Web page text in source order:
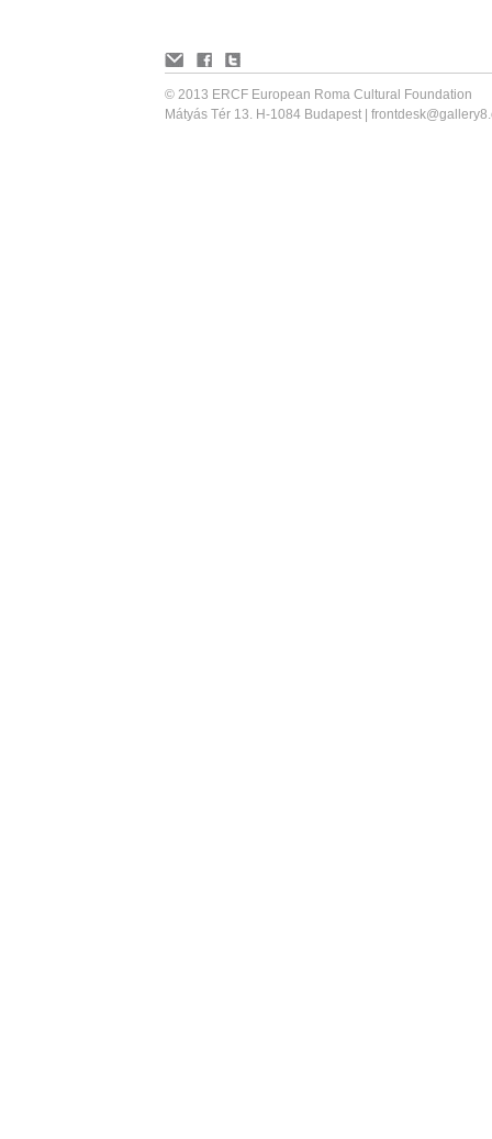
© 2013 ERCF European Roma Cultural Foundation
Mátyás Tér 13. H-1084 Budapest |